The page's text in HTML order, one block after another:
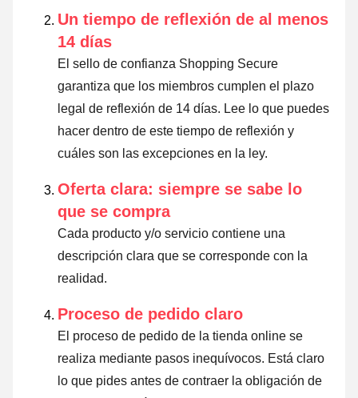
Un tiempo de reflexión de al menos
14 días
El sello de confianza Shopping Secure
garantiza que los miembros cumplen el plazo
legal de reflexión de 14 días. Lee lo que puedes
hacer dentro de este tiempo de reflexión y
cuáles son las excepciones en la ley.
Oferta clara: siempre se sabe lo
que se compra
Cada producto y/o servicio contiene una
descripción clara que se corresponde con la
realidad.
Proceso de pedido claro
El proceso de pedido de la tienda online se
realiza mediante pasos inequívocos. Está claro
lo que pides antes de contraer la obligación de